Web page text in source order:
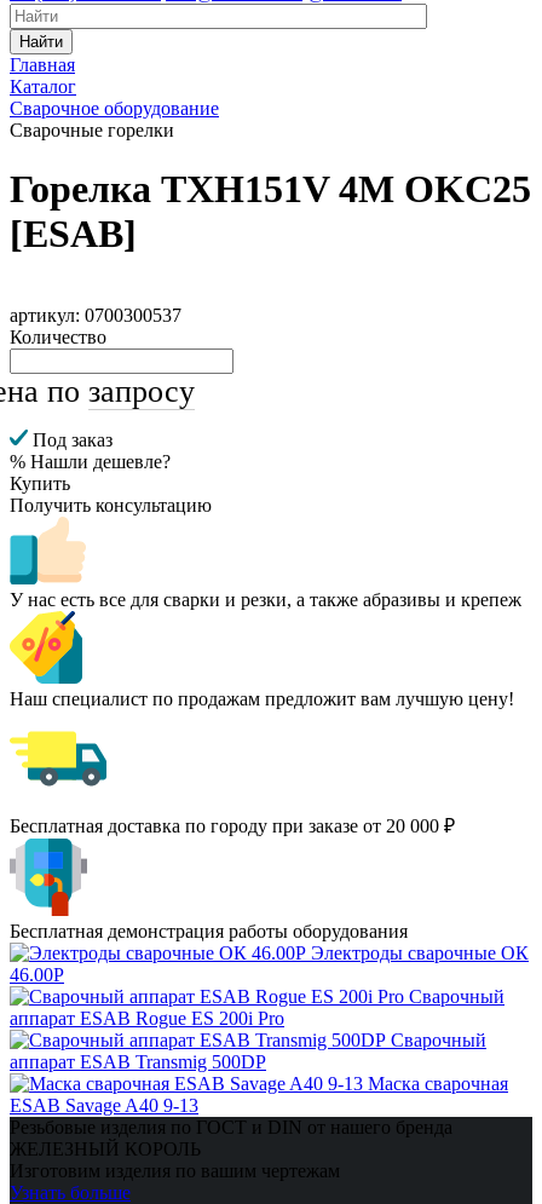
Найти
Главная
Каталог
Сварочное оборудование
Сварочные горелки
Горелка TXH151V 4M OKC25
[ESAB]
артикул: 0700300537
Количество
по запросу
Под заказ
% Нашли дешевле?
Купить
Получить консультацию
У нас есть все для сварки и резки, а также абразивы и крепеж
Наш специалист по продажам предложит вам лучшую цену!
Бесплатная доставка по городу при заказе от 20 000 ₽
Бесплатная демонстрация работы оборудования
Электроды сварочные ОК
46.00Р
Сварочный
аппарат ESAB Rogue ES 200i Pro
Сварочный
аппарат ESAB Transmig 500DP
Маска сварочная
ESAB Savage A40 9-13
Резьбовые изделия по ГОСТ и DIN от нашего бренда
ЖЕЛЕЗНЫЙ КОРОЛЬ
Изготовим изделия по вашим чертежам
Узнать больше